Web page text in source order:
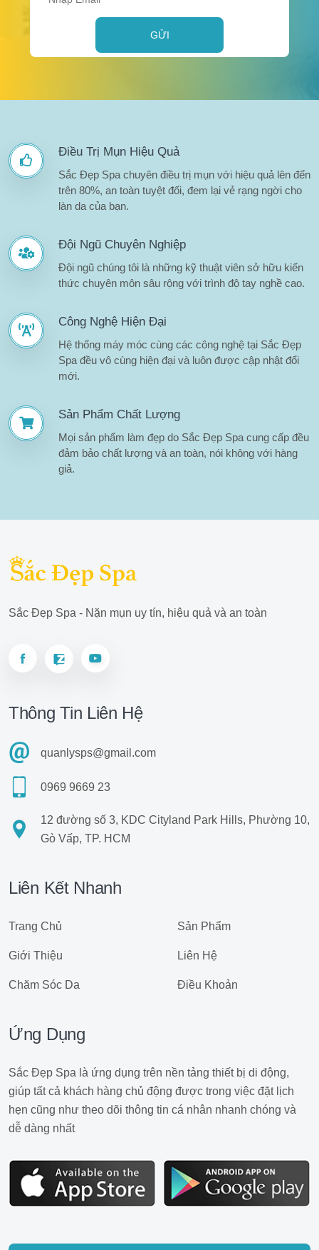
GỬI
Điều Trị Mụn Hiệu Quả
Sắc Đẹp Spa chuyên điều trị mụn với hiệu quả lên đến
trên 80%, an toàn tuyệt đối, đem lại vẻ rạng ngời cho
làn da của bạn.
Đội Ngũ Chuyên Nghiệp
Đội ngũ chúng tôi là những kỹ thuật viên sở hữu kiến
thức chuyên môn sâu rộng với trình độ tay nghề cao.
Công Nghệ Hiện Đại
Hệ thống máy móc cùng các công nghệ tại Sắc Đẹp
Spa đều vô cùng hiện đại và luôn được cập nhật đổi
mới.
Sản Phẩm Chất Lượng
Mọi sản phẩm làm đẹp do Sắc Đẹp Spa cung cấp đều
đảm bảo chất lượng và an toàn, nói không với hàng
giả.
Sắc Đẹp Spa - Nặn mụn uy tín, hiệu quả và an toàn
Thông Tin Liên Hệ
quanlysps@gmail.com
0969 9669 23
12 đường số 3, KDC Cityland Park Hills, Phường 10,
Gò Vấp, TP. HCM
Liên Kết Nhanh
Trang Chủ
Giới Thiệu
Chăm Sóc Da
Sản Phẩm
Liên Hệ
Điều Khoản
Ứng Dụng
Sắc Đẹp Spa là ứng dụng trên nền tảng thiết bị di động,
giúp tất cả khách hàng chủ động được trong việc đặt lịch
hẹn cũng như theo dõi thông tin cá nhân nhanh chóng và
dễ dàng nhất